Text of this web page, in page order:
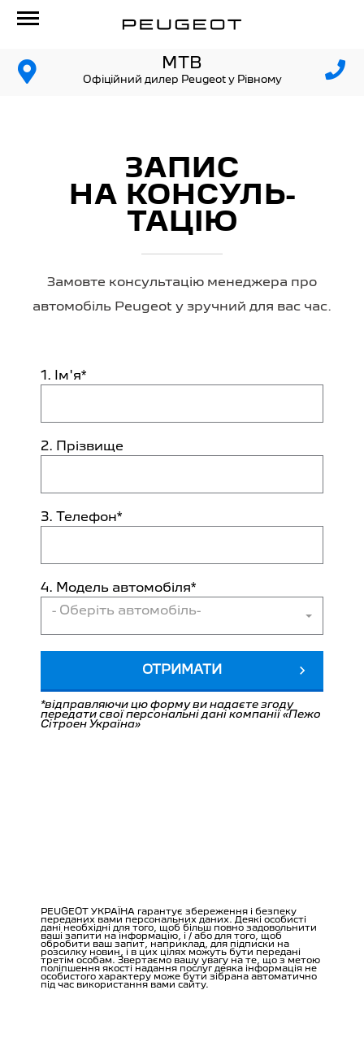
МТВ
Офіційний дилер Peugeot у Рівному
ЗАПИС
НА КОНСУЛЬ­
ТАЦІЮ
Замовте консультацію менеджера про
автомобіль Peugeot у зручний для вас час.